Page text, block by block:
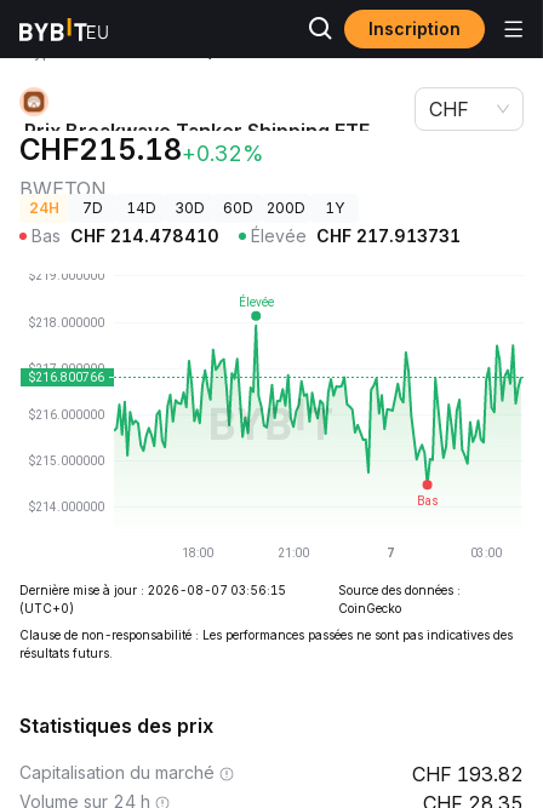
Inscription
Prix des
Prix Breakwave Tanker Shipping ETF (Ondo
Prix Breakwave Tanker Shipping ETF
(Ondo Tokenized)
BWETON
CHF215.18+0.32%
CHF
24H 7D 14D 30D 60D 200D 1Y
Bas CHF 214.478410 Élevée CHF 217.913731
Dernière mise à jour : 2026-08-07 03:56:15
(UTC+0)
Source des données :
CoinGecko
Clause de non-responsabilité : Les performances passées ne sont pas indicatives des
résultats futurs.
Statistiques des prix
Capitalisation du marché 193.82
Volume sur 24 h 28.35